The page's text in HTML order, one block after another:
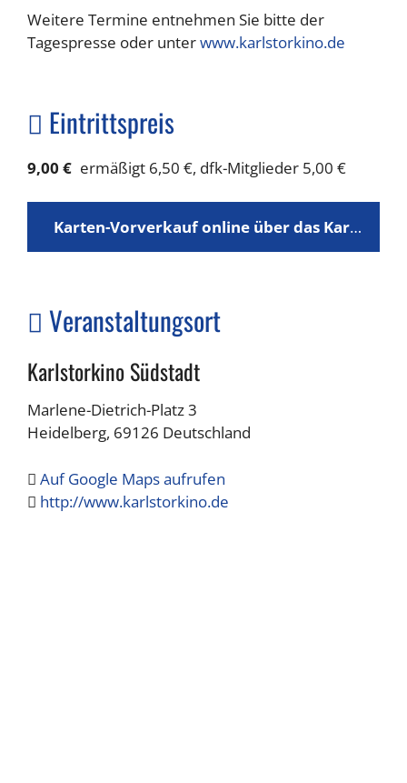
Weitere Termine entnehmen Sie bitte der
Tagespresse oder unterwww.karlstorkino.de
Eintrittspreis
9,00 € ermäßigt 6,50 €, dfk-Mitglieder 5,00 €
Karten-Vorverkauf online über das Karlstorkino
Veranstaltungsort
Karlstorkino Südstadt
Marlene-Dietrich-Platz 3
Heidelberg, 69126 Deutschland
Auf Google Maps aufrufen
http://www.karlstorkino.de